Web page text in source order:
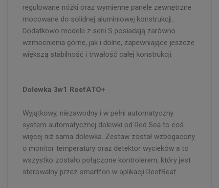
regulowane nóżki oraz wymienne panele zewnętrzne
mocowane do solidnej aluminiowej konstrukcji.
Dodatkowo modele z serii S posiadają zarówno
wzmocnienia górne, jak i dolne, zapewniające jeszcze
większą stabilność i trwałość całej konstrukcji.
Dolewka 3w1 ReefATO+
Wyjątkowy, niezawodny i w pełni automatyczny
system automatycznej dolewki od Red Sea to coś
więcej niż sama dolewka. Zestaw został wzbogacony
o monitor temperatury oraz detektor wycieków a to
wszystko zostało połączone kontrolerem, który jest
sterowalny przez smartfon w aplikacji ReefBeat.